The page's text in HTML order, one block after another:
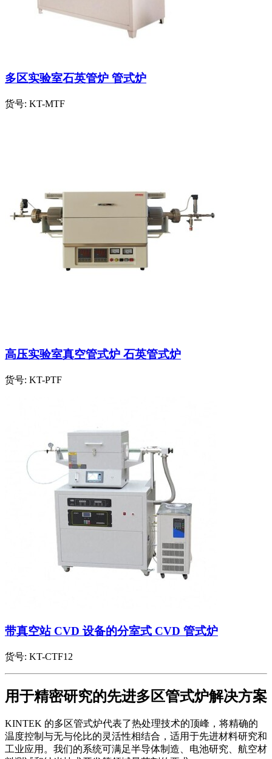
多区实验室石英管炉 管式炉
货号: KT-MTF
高压实验室真空管式炉 石英管式炉
货号: KT-PTF
带真空站 CVD 设备的分室式 CVD 管式炉
货号: KT-CTF12
用于精密研究的先进多区管式炉解决方案
KINTEK 的多区管式炉代表了热处理技术的顶峰，将精确的
温度控制与无与伦比的灵活性相结合，适用于先进材料研究和
工业应用。我们的系统可满足半导体制造、电池研究、航空材